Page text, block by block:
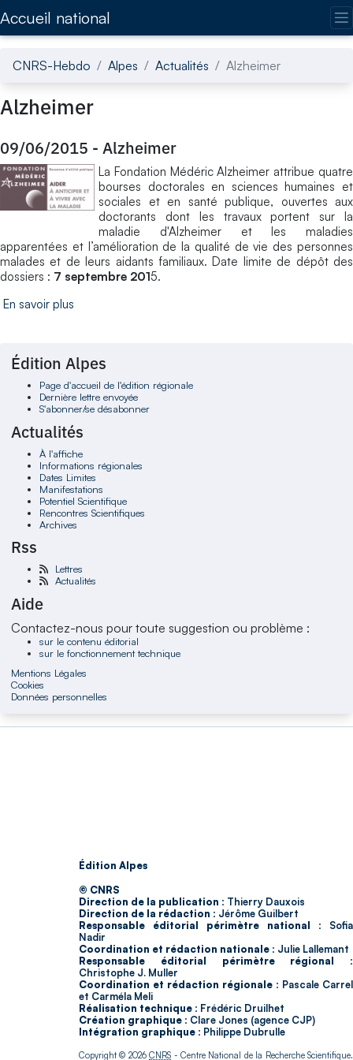
Accueil national
CNRS-Hebdo Alpes Actualités Alzheimer
Alzheimer
09/06/2015 - Alzheimer
La Fondation Médéric Alzheimer attribue quatre
bourses doctorales en sciences humaines et
sociales et en santé publique, ouvertes aux
doctorants dont les travaux portent sur la
maladie d'Alzheimer et les maladies
apparentées et l’amélioration de la qualité de vie des personnes
malades et de leurs aidants familiaux. Date limite de dépôt des
dossiers : 7 septembre 2015.
En savoir plus
Édition Alpes
Page d'accueil de l'édition régionale
Dernière lettre envoyée
S'abonner/se désabonner
Actualités
À l'affiche
Informations régionales
Dates Limites
Manifestations
Potentiel Scientifique
Rencontres Scientifiques
Archives
Rss
Lettres
Actualités
Aide
Contactez-nous pour toute suggestion ou problème :
sur le contenu éditorial
sur le fonctionnement technique
Mentions Légales
Cookies
Données personnelles
Édition Alpes
© CNRS
Direction de la publication : Thierry Dauxois
Direction de la rédaction : Jérôme Guilbert
Responsable éditorial périmètre national : Sofia
Nadir
Coordination et rédaction nationale : Julie Lallemant
Responsable éditorial périmètre régional :
Christophe J. Muller
Coordination et rédaction régionale : Pascale Carrel
et Carméla Meli
Réalisation technique : Frédéric Druilhet
Création graphique : Clare Jones (agence CJP)
Intégration graphique : Philippe Dubrulle
Copyright © 2026CNRS - Centre National de la Recherche Scientifique.